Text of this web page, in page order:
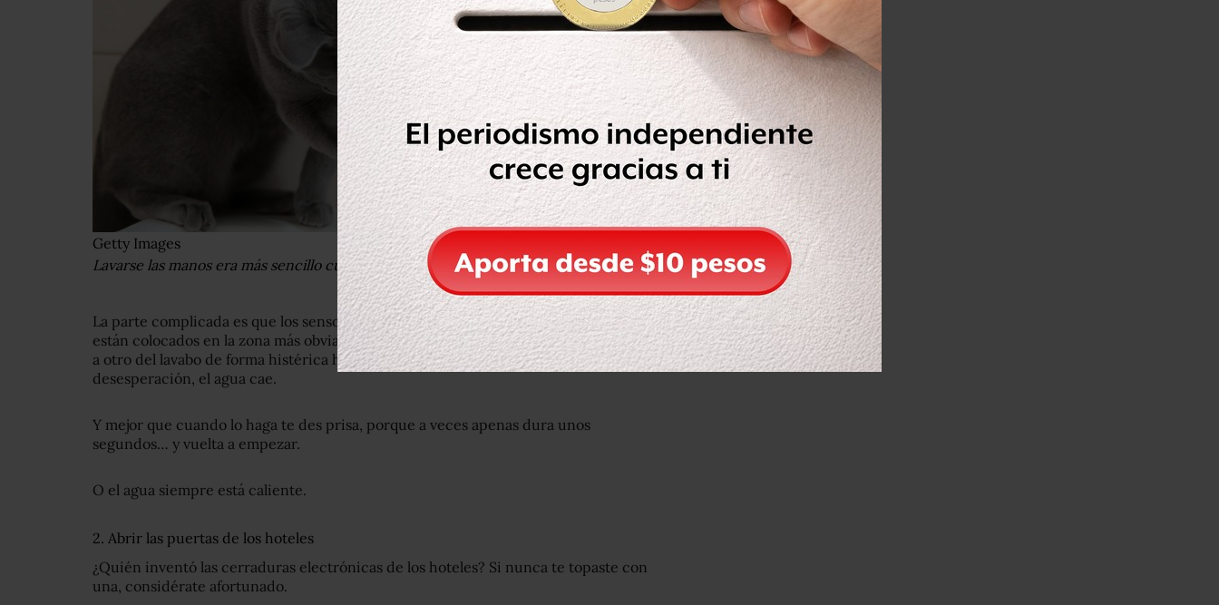
Getty Images
Lavarse las manos era más sencillo cuando los lavamanos no eran “inteligentes”.
La parte complicada es que los sensores no siempre funcionan correctamente. O no
están colocados en la zona más obvia. Y uno termina moviendo las manos de un lado
a otro del lavabo de forma histérica hasta que, justo en el último momento de
desesperación, el agua cae.
Y mejor que cuando lo haga te des prisa, porque a veces apenas dura unos
segundos… y vuelta a empezar.
O el agua siempre está caliente.
2. Abrir las puertas de los hoteles
¿Quién inventó las cerraduras electrónicas de los hoteles? Si nunca te topaste con
una, considérate afortunado.